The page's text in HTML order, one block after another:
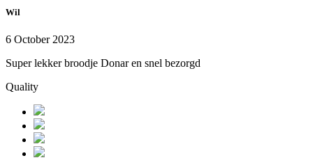
Wil
6 October 2023
Super lekker broodje Donar en snel bezorgd
Quality